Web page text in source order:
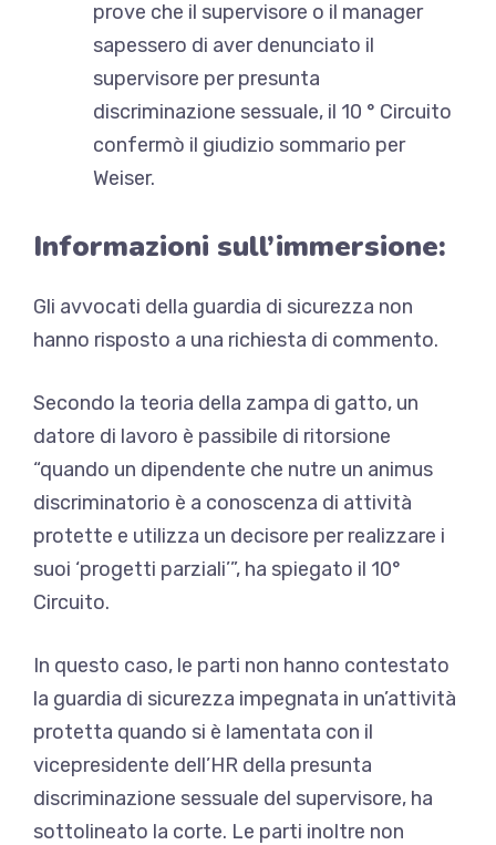
prove che il supervisore o il manager
sapessero di aver denunciato il
supervisore per presunta
discriminazione sessuale, il 10 ° Circuito
confermò il giudizio sommario per
Weiser.
Informazioni sull’immersione:
Gli avvocati della guardia di sicurezza non
hanno risposto a una richiesta di commento.
Secondo la teoria della zampa di gatto, un
datore di lavoro è passibile di ritorsione
“quando un dipendente che nutre un animus
discriminatorio è a conoscenza di attività
protette e utilizza un decisore per realizzare i
suoi ‘progetti parziali’”, ha spiegato il 10°
Circuito.
In questo caso, le parti non hanno contestato
la guardia di sicurezza impegnata in un’attività
protetta quando si è lamentata con il
vicepresidente dell’HR della presunta
discriminazione sessuale del supervisore, ha
sottolineato la corte. Le parti inoltre non